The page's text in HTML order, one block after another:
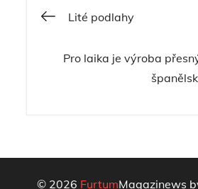
Navigace
pro
Lité podlahy
Pro laika je výroba
© 2026 FurtumMagazinews